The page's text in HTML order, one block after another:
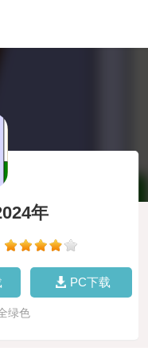
年
PC下载
绿色